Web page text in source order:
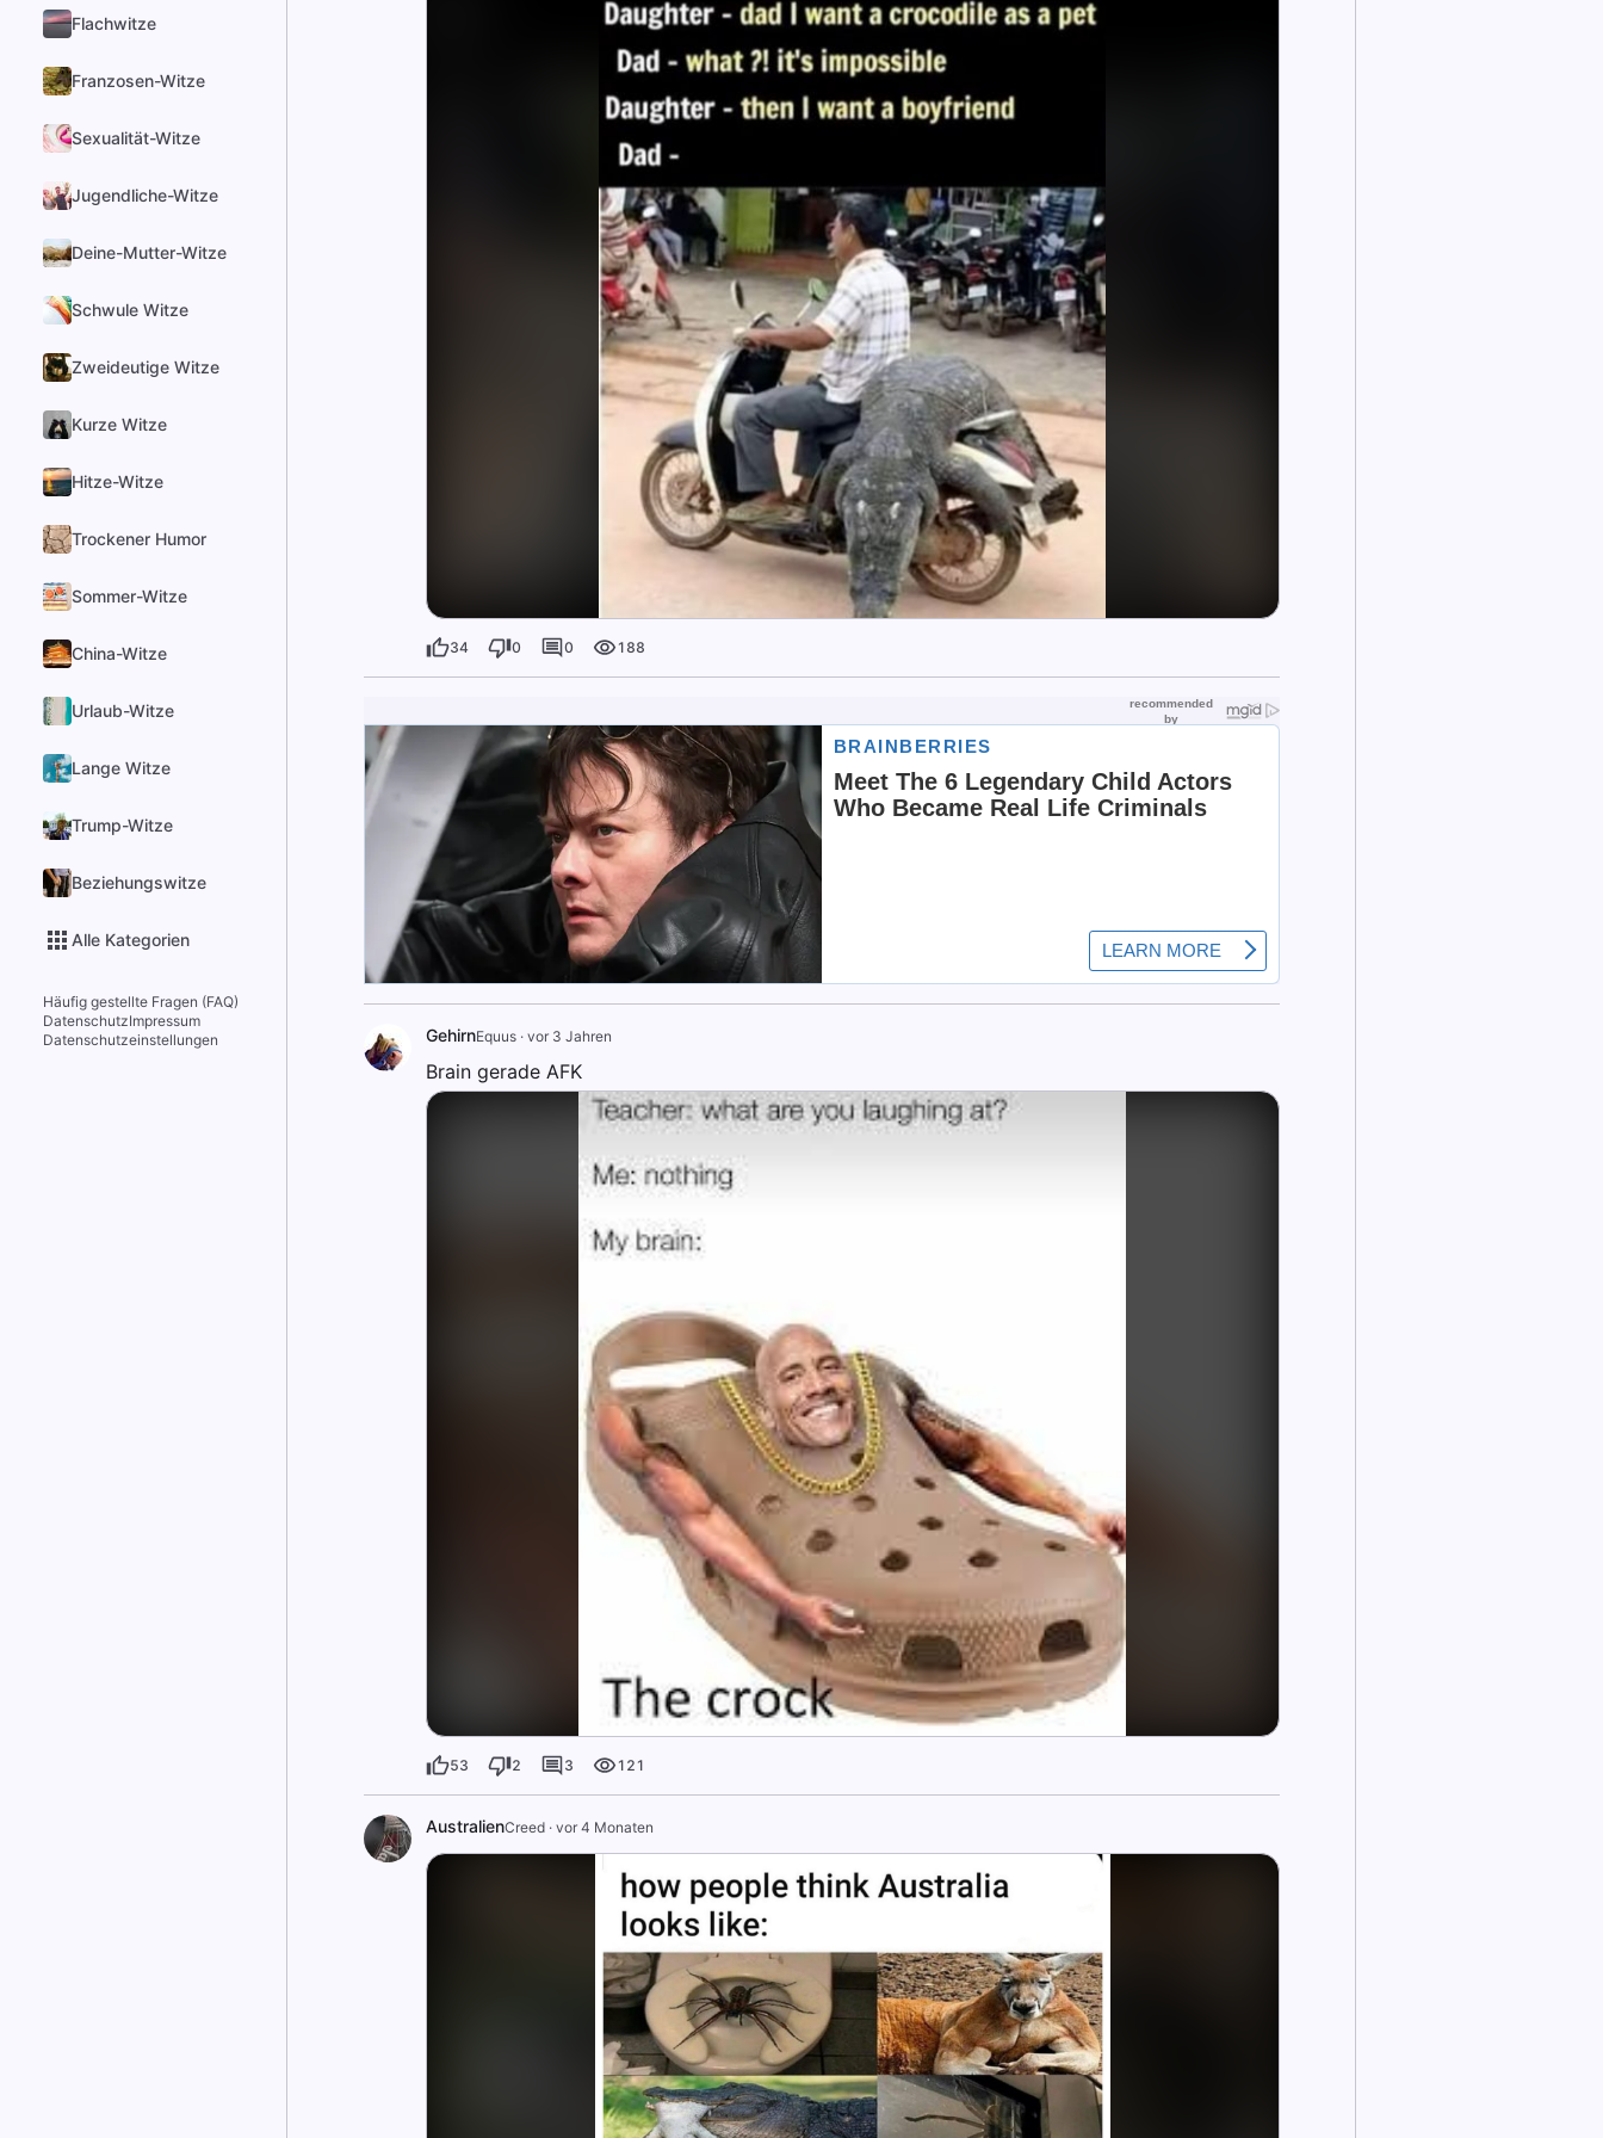
Flachwitze
Franzosen-Witze
Sexualität-Witze
Jugendliche-Witze
Deine-Mutter-Witze
Schwule Witze
Zweideutige Witze
Kurze Witze
Hitze-Witze
Trockener Humor
Sommer-Witze
China-Witze
Urlaub-Witze
Lange Witze
Trump-Witze
Beziehungswitze
Alle Kategorien
Häufig gestellte Fragen (FAQ)
DatenschutzImpressum
Datenschutzeinstellungen
34 0 0 188
GehirnEquus· vor 3 Jahren
Brain gerade AFK
53 2 3 121
AustralienCreed· vor 4 Monaten